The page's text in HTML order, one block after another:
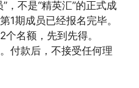
，不是“精英汇”的正式成
1期成员已经报名完毕。
名额，先到先得。
付款后，不接受任何理